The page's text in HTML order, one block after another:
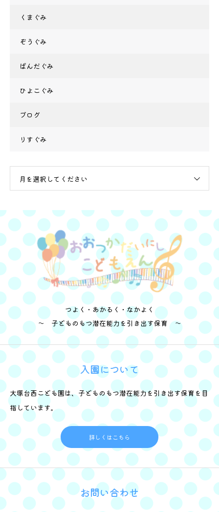
くまぐみ
ぞうぐみ
ぱんだぐみ
ひよこぐみ
ブログ
りすぐみ
月を選択してください
つよく・あかるく・なかよく
～ 子どものもつ潜在能力を引き出す保育 ～
入園について
大塚台西こども園は、子どものもつ潜在能力を引き出す保育を目
指しています。
詳しくはこちら
お問い合わせ